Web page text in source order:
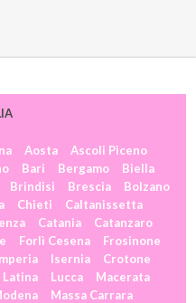
Aosta
Ascoli Piceno
Bari Bergamo
Biella
Brindisi Brescia
Bolzano
Chieti
Caltanissetta
Catania
Catanzaro
Forlì Cesena
Frosinone
Isernia
Crotone
Latina Lucca
Macerata
Massa Carrara